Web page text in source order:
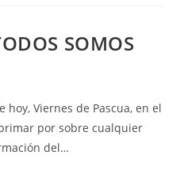
SOMOS
Viernes de Pascua, en el
por sobre cualquier
del…